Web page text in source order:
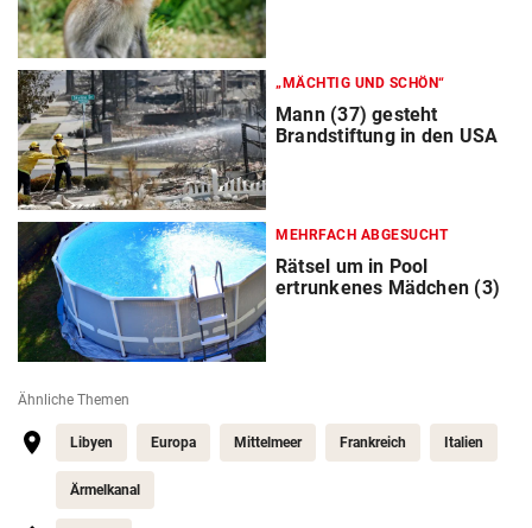
„MÄCHTIG UND SCHÖN“
Mann (37) gesteht
Brandstiftung in den USA
MEHRFACH ABGESUCHT
Rätsel um in Pool
ertrunkenes Mädchen (3)
Ähnliche Themen
Libyen Europa Mittelmeer Frankreich Italien
Ärmelkanal